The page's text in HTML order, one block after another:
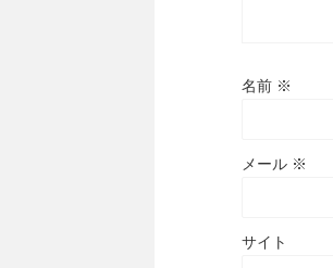
名前 ※
メール ※
サイト